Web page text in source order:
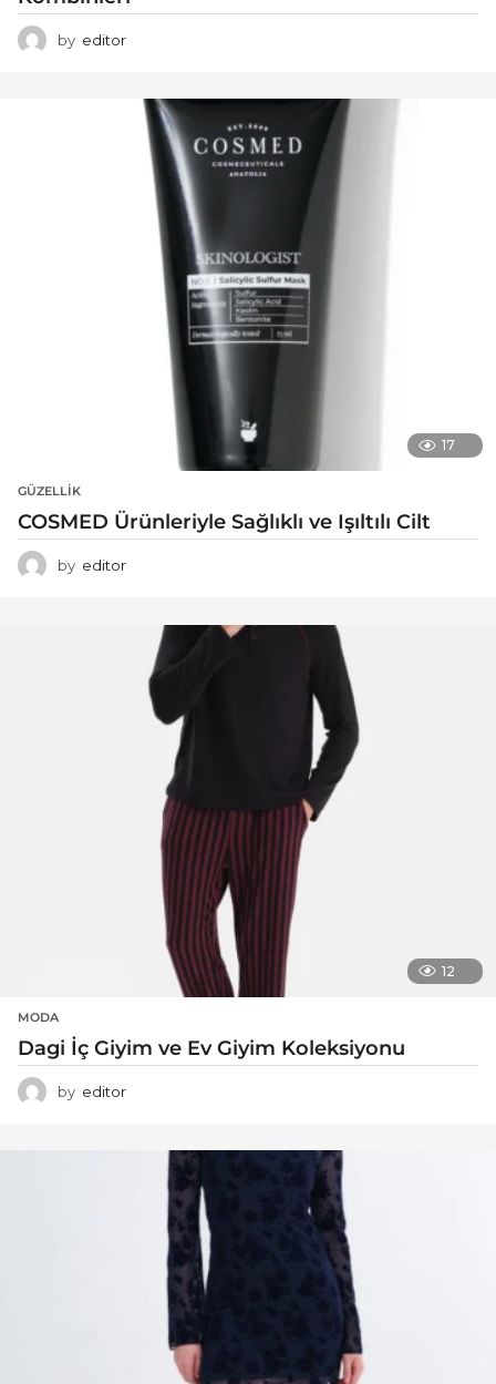
by editor
17
GÜZELLIK
COSMED Ürünleriyle Sağlıklı ve Işıltılı Cilt
by editor
12
MODA
Dagi İç Giyim ve Ev Giyim Koleksiyonu
by editor